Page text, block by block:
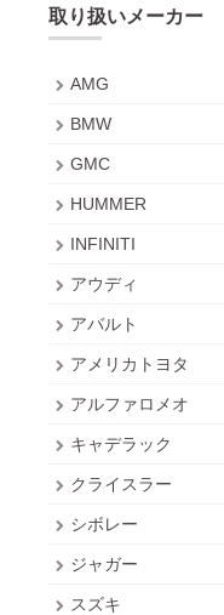
取り扱いメーカー
AMG
BMW
GMC
HUMMER
INFINITI
アウディ
アバルト
アメリカトヨタ
アルファロメオ
キャデラック
クライスラー
シボレー
ジャガー
スズキ